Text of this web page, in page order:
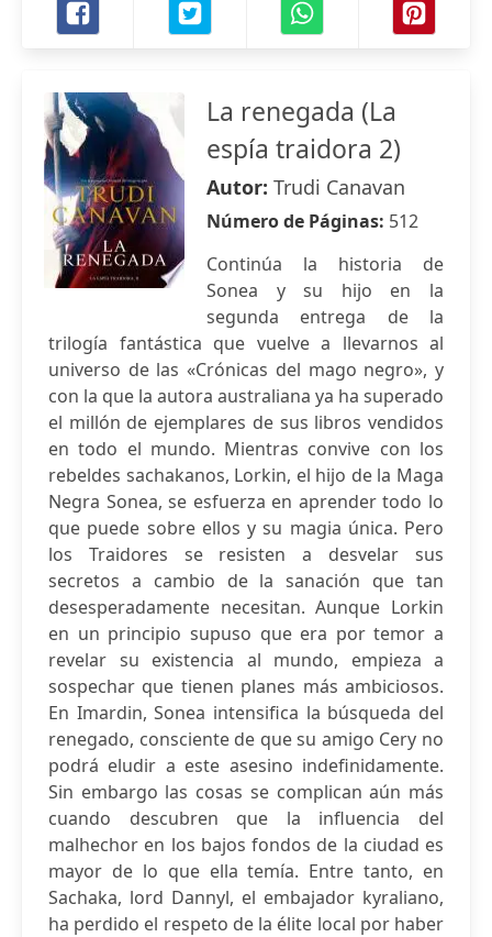
La renegada (La
espía traidora 2)
Autor: Trudi Canavan
Número de Páginas: 512
Continúa la historia de
Sonea y su hijo en la
segunda entrega de la
trilogía fantástica que vuelve a llevarnos al
universo de las «Crónicas del mago negro», y
con la que la autora australiana ya ha superado
el millón de ejemplares de sus libros vendidos
en todo el mundo. Mientras convive con los
rebeldes sachakanos, Lorkin, el hijo de la Maga
Negra Sonea, se esfuerza en aprender todo lo
que puede sobre ellos y su magia única. Pero
los Traidores se resisten a desvelar sus
secretos a cambio de la sanación que tan
desesperadamente necesitan. Aunque Lorkin
en un principio supuso que era por temor a
revelar su existencia al mundo, empieza a
sospechar que tienen planes más ambiciosos.
En Imardin, Sonea intensifica la búsqueda del
renegado, consciente de que su amigo Cery no
podrá eludir a este asesino indefinidamente.
Sin embargo las cosas se complican aún más
cuando descubren que la influencia del
malhechor en los bajos fondos de la ciudad es
mayor de lo que ella temía. Entre tanto, en
Sachaka, lord Dannyl, el embajador kyraliano,
ha perdido el respeto de la élite local por haber